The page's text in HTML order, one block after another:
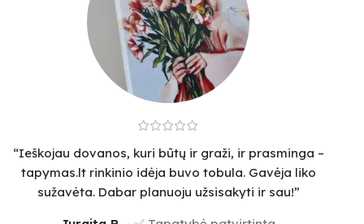
“Ieškojau dovanos, kuri būtų ir graži, ir prasminga –
tapymas.lt rinkinio idėja buvo tobula. Gavėja liko
sužavėta. Dabar planuoju užsisakyti ir sau!”